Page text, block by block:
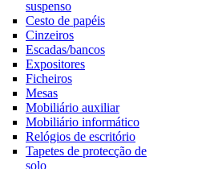
suspenso
Cesto de papéis
Cinzeiros
Escadas/bancos
Expositores
Ficheiros
Mesas
Mobiliário auxiliar
Mobiliário informático
Relógios de escritório
Tapetes de protecção de
solo